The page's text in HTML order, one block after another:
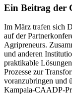
Ein Beitrag der
Im März trafen sich
auf der
Agripreneurs.
und anderen
praktikable
Prozesse zur
voranzubringen und
Kampala-CAADP-